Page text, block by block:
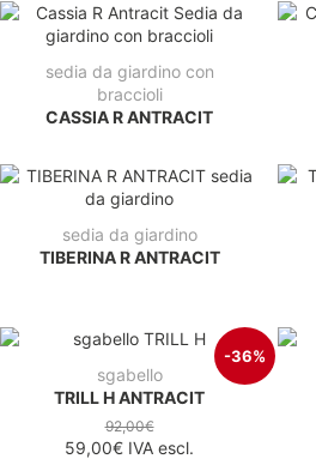
sedia da giardino con
braccioli
CASSIA R ANTRACIT
sedia da giardino
TIBERINA R ANTRACIT
-36%
sgabello
TRILL H ANTRACIT
92,00€
59,00€ IVA escl.